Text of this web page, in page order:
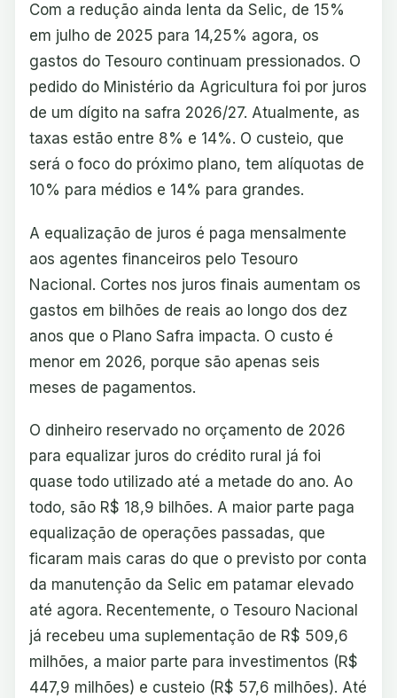
Com a redução ainda lenta da Selic, de 15%
em julho de 2025 para 14,25% agora, os
gastos do Tesouro continuam pressionados. O
pedido do Ministério da Agricultura foi por juros
de um dígito na safra 2026/27. Atualmente, as
taxas estão entre 8% e 14%. O custeio, que
será o foco do próximo plano, tem alíquotas de
10% para médios e 14% para grandes.
A equalização de juros é paga mensalmente
aos agentes financeiros pelo Tesouro
Nacional. Cortes nos juros finais aumentam os
gastos em bilhões de reais ao longo dos dez
anos que o Plano Safra impacta. O custo é
menor em 2026, porque são apenas seis
meses de pagamentos.
O dinheiro reservado no orçamento de 2026
para equalizar juros do crédito rural já foi
quase todo utilizado até a metade do ano. Ao
todo, são R$ 18,9 bilhões. A maior parte paga
equalização de operações passadas, que
ficaram mais caras do que o previsto por conta
da manutenção da Selic em patamar elevado
até agora. Recentemente, o Tesouro Nacional
já recebeu uma suplementação de R$ 509,6
milhões, a maior parte para investimentos (R$
447,9 milhões) e custeio (R$ 57,6 milhões). Até